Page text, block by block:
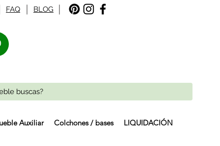
FAQ BLOG
Auxiliar Colchones / bases LIQUIDACIÓN